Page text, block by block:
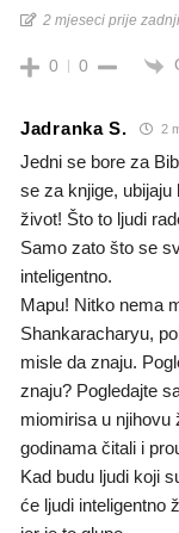
2 mjeseci prije
0 0
Jadranka S. 2
Jedni se bore za
se za knjige,
život! Što to ljudi
Samo zato što se
inteligentno.
Mapu! Nitko nema
Shankaracharyu,
misle da znaju.
znaju? Pogledajte
miomirisa u njihovu
godinama čitali i
Kad budu ljudi koji
će ljudi inteligentno